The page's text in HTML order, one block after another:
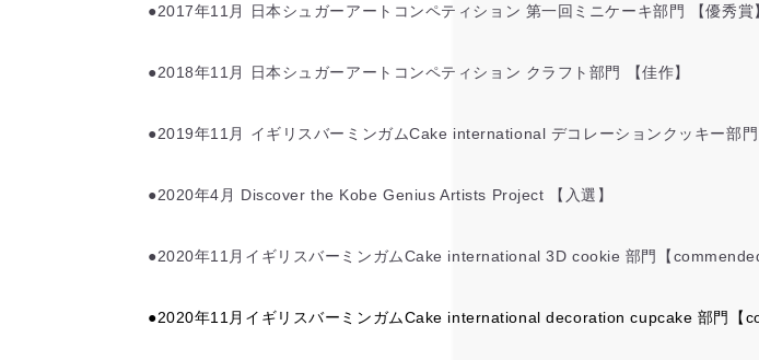
●2017年11月 日本シュガーアートコンペティション 第一回ミニケーキ部門 【優秀賞
●2018年11月 日本シュガーアートコンペティション クラフト部門 【佳作】
●2019年11月 イギリスバーミンガムCake international デコレーションクッキー部門
●2020年4月 Discover the Kobe Genius Artists Project 【入選】
●2020年11月イギリスバーミンガムCake international 3D cookie 部門【
●2020年11月イギリスバーミンガムCake international decoration cupcake 部門【